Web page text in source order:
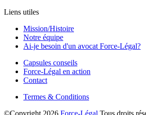
Liens utiles
Mission/Histoire
Notre équipe
Ai-je besoin d'un avocat Force-Légal?
Capsules conseils
Force-Légal en action
Contact
Termes & Conditions
©Copyright 2026 Force-Légal Tous droits